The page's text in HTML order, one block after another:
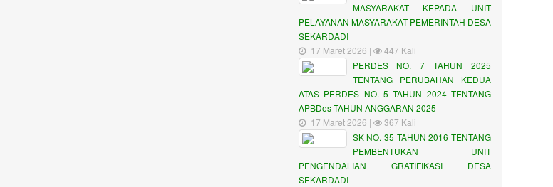
MASYARAKAT KEPADA UNIT
PELAYANAN MASYARAKAT PEMERINTAH DESA
SEKARDADI
17 Maret 2026 |
447 Kali
PERDES NO. 7 TAHUN 2025
TENTANG PERUBAHAN KEDUA
ATAS PERDES NO. 5 TAHUN 2024 TENTANG
APBDes TAHUN ANGGARAN 2025
17 Maret 2026 |
367 Kali
SK NO. 35 TAHUN 2016 TENTANG
PEMBENTUKAN UNIT
PENGENDALIAN GRATIFIKASI DESA
SEKARDADI